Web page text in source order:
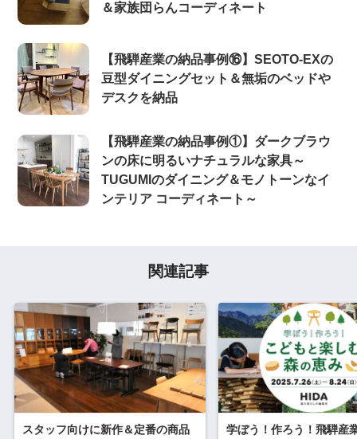
＆家族団らんコーディネート
【飛騨産業の納品事例⑯】SEOTO-EXの
豆型ダイニングセット＆無垢のベッドや
デスクを納品
【飛騨産業の納品事例①】ダークブラウ
ンの床に明るいナチュラルな家具～
TUGUMIのダイニング＆モノトーンなイ
ンテリア コーディネート～
関連記事
スタッフ向けに新作＆定番の商品
学ぼう！作ろう！飛騨産